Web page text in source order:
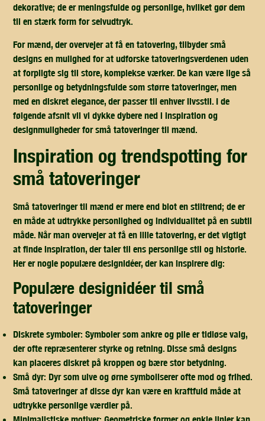
dekorative; de er meningsfulde og personlige, hvilket gør dem
til en stærk form for selvudtryk.
For mænd, der overvejer at få en tatovering, tilbyder små
designs en mulighed for at udforske tatoveringsverdenen uden
at forpligte sig til store, komplekse værker. De kan være lige så
personlige og betydningsfulde som større tatoveringer, men
med en diskret elegance, der passer til enhver livsstil. I de
følgende afsnit vil vi dykke dybere ned i inspiration og
designmuligheder for små tatoveringer til mænd.
inspiration og trendspotting for
små tatoveringer
Små tatoveringer til mænd er mere end blot en stiltrend; de er
en måde at udtrykke personlighed og individualitet på en subtil
måde. Når man overvejer at få en lille tatovering, er det vigtigt
at finde inspiration, der taler til ens personlige stil og historie.
Her er nogle populære designidéer, der kan inspirere dig:
populære designidéer til små
tatoveringer
Diskrete symboler: Symboler som ankre og pile er tidløse valg,
der ofte repræsenterer styrke og retning. Disse små designs
kan placeres diskret på kroppen og bære stor betydning.
Små dyr: Dyr som ulve og ørne symboliserer ofte mod og frihed.
Små tatoveringer af disse dyr kan være en kraftfuld måde at
udtrykke personlige værdier på.